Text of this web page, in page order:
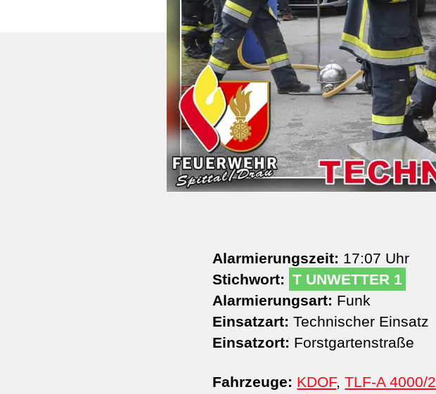
Alarmierungszeit: 17:07 Uhr
Stichwort: T UNWETTER 1
Alarmierungsart: Funk
Einsatzart: Technischer Einsatz
Einsatzort: Forstgartenstraße
Fahrzeuge: KDOF,TLF-A 4000/2